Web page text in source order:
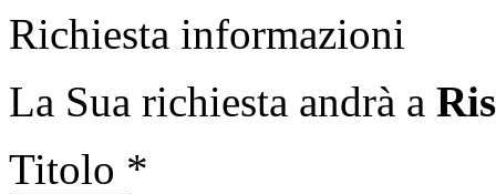
Richiesta informazioni
La Sua richiesta andrà a
Titolo *